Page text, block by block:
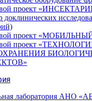
проект
доклинических
проект
проект
лаборатория АНО